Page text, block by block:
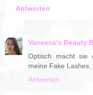
Antworten
Vanessa‘s Beauty
Optisch macht sie
meine Fake
Antworten